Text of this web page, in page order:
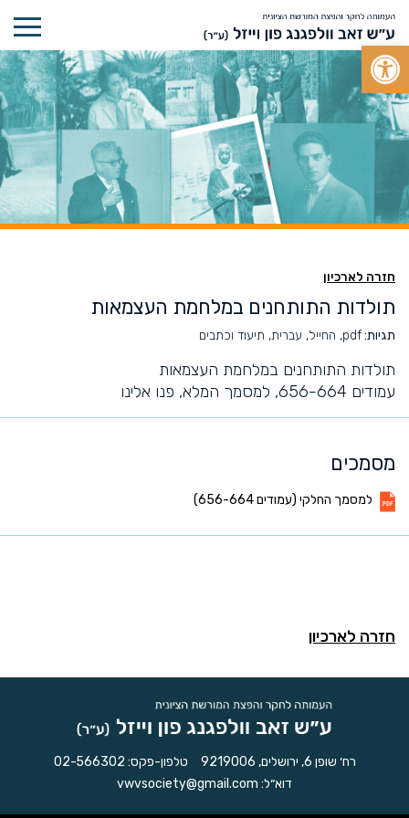
Open toolbar
חזרה לארכיון
תולדות התותחנים במלחמת העצמאות
תגיות:pdf, החייל, עברית, תיעוד וכתבים
תולדות התותחנים במלחמת העצמאות
עמודים 656-664, למסמך המלא, פנו אלינו
מסמכים
למסמך החלקי (עמודים 656-664)
חזרה לארכיון
רח׳ שופן 6, ירושלים, 9219006 טלפון-פקס: 02-566302
דוא״ל: vwvsociety@gmail.com